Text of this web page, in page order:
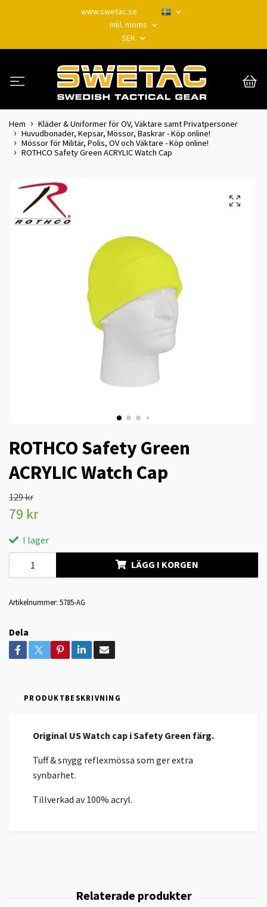
www.swetac.se
Inkl. moms
SEK
Hem
Kläder & Uniformer för OV, Väktare samt Privatpersoner
Huvudbonader, Kepsar, Mössor, Baskrar - Köp online!
Mössor för Militär, Polis, OV och Väktare - Köp online!
ROTHCO Safety Green ACRYLIC Watch Cap
ROTHCO Safety Green
ACRYLIC Watch Cap
129 kr
79 kr
I lager
LÄGG I KORGEN
Artikelnummer: 5785-AG
Dela
PRODUKTBESKRIVNING
Original US Watch cap i Safety Green färg.
Tuff & snygg reflexmössa som ger extra
synbarhet.
Tillverkad av 100% acryl.